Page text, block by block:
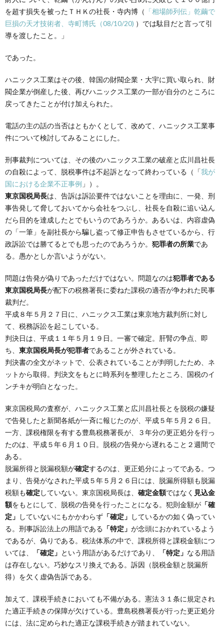
を超す損失を被ったＴＨＫの社長・寺内博（ 「相場師列伝」乾繭で
巨損の天才技術者、寺町博氏（08/10/20) ）では駄目だと言って引
導を渡したこと。」
であった。
ハニックス工業はその後、韓国の財閥企業・大宇に買い取られ、財
閥企業が倒産した後、再びハニックス工業の一部が自分のところに
戻ってきたことが付け加えられた。
電話の主の話の当否はともかくとして、改めて、ハニックス工業事
件について検討してみることにした。
刑事裁判については、その後のハニックス工業の破産と広川昌社長
の自殺によって、脱税事件は不起訴となって終わっている（「我が
国における企業不正事例 」）。
東京国税局長は、告訴は訴訟要件ではないことを理由に、一発、刑
事告発して脅しておいてから会社をつぶし、社長を自殺に追い込ん
だら目的を達成したとでもいうのであろうか。あるいは、内容虚偽
の「一筆」を副社長から騙し盗って修正申告もさせているから、行
政訴訟では勝てるとでも思ったのであろうか。 犯罪者の所業であ
る。愚かとしか言いようがない。
問題は告発が偽りであっただけではない。問題なのは犯罪者である
東京国税局長が配下の税務署長に委ねた課税の適否が争われた民事
裁判だ。
平成８年５月２７日に、ハニックス工業は東京地方裁判所に対し
て、税務訴訟を起こしている。
判決日は、平成１１年５月１９日。一審で確定。肝腎の争点、即
ち、 東京国税局長が犯罪者であることが外されている。
判決書の全文がネットで、公表されていることが判明したため、ネ
ットから取得。判決文をもとに時系列を整理したところ、国税のイ
ンチキが明白となった。
東京国税局の査察が、ハニックス工業と広川昌社長とを脱税の嫌疑
で告発したと新聞各紙が一斉に報じたのが、平成５年５月２６日。
一方、課税権限を有する豊島税務署長が、３年分の更正処分を行っ
たのは、平成５年６月１０日。脱税の告発から遅れること２週間で
ある。
脱漏所得と脱漏税額が確定するのは、更正処分によってである。つ
まり、告発がなされた平成５年５月２６日には、脱漏所得額も脱漏
税額も確定 していない。東京国税局長は、 確定金額ではなく 見込金
額をもとにして、脱税の告発を行ったことになる。犯則金額が 「確
定」 していないにもかかわらず 「確定」 しているかの如く偽ってい
る。刑事訴訟法上の用語である 「特定」 が念頭におかれているよう
であるが、偽りである。税法体系の中で、課税所得と課税金額につ
いては、
「確定」 という用語があるだけであり、 「特定」 なる用語
は存在しない。巧妙なスリ換えである。訴因（脱税金額と脱漏所
得）を欠く虚偽告訴である。
加えて、課税手続きにおいても不備がある。憲法３１条に規定され
た適正手続きの保障が欠けている。豊島税務署長が行った更正処分
には、法に定められた適正な課税手続きが踏まれていない。